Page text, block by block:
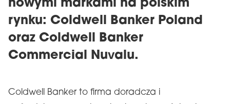
nowymi markami na polskim
rynku: Coldwell Banker Poland
oraz Coldwell Banker
Commercial Nuvalu.
Coldwell Banker to firma doradcza i